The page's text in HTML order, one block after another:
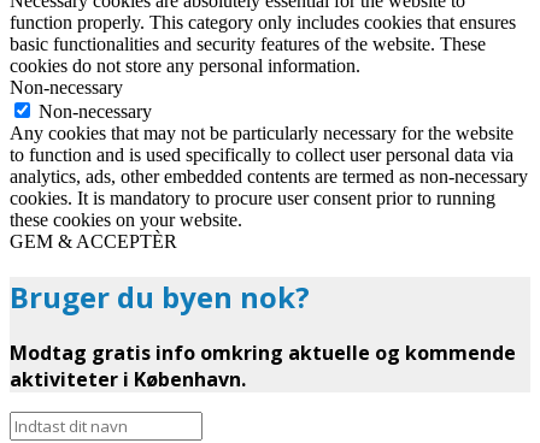
function properly. This category only includes cookies that ensures
basic functionalities and security features of the website. These
cookies do not store any personal information.
Non-necessary
Non-necessary
Any cookies that may not be particularly necessary for the website
to function and is used specifically to collect user personal data via
analytics, ads, other embedded contents are termed as non-necessary
cookies. It is mandatory to procure user consent prior to running
these cookies on your website.
GEM & ACCEPTÈR
Bruger du byen nok?
Modtag gratis info omkring aktuelle og kommende
aktiviteter i København.